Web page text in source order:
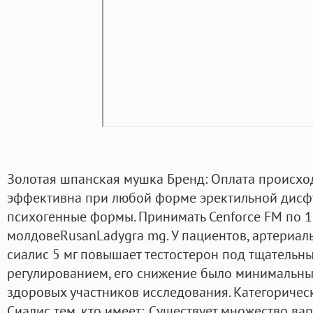
Золотая шпанская мушка Бренд: Оплата
эффективна при любой форме эректильной
психогенные формы. Принимать Cenforce FM по
молдовеRusanLadygra mg. У пациентов,
сиалис 5 мг повышает тестостерон под
регулированием, его снижение было
здоровых участников исследования.